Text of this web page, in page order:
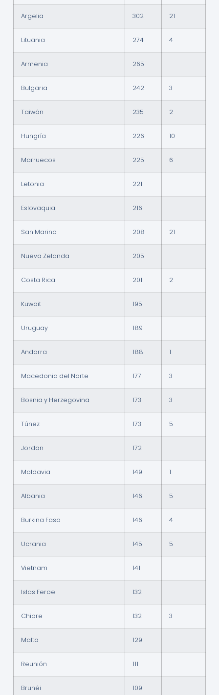
Argelia 302 21
Lituania 274 4
Armenia 265
Bulgaria 242 3
Taiwán 235 2
Hungría 226 10
Marruecos 225 6
Letonia 221
Eslovaquia 216
San Marino 208 21
Nueva Zelanda 205
Costa Rica 201 2
Kuwait 195
Uruguay 189
Andorra 188 1
Macedonia del Norte 177 3
Bosnia y Herzegovina 173 3
Túnez 173 5
Jordan 172
Moldavia 149 1
Albania 146 5
Burkina Faso 146 4
Ucrania 145 5
Vietnam 141
Islas Feroe 132
Chipre 132 3
Malta 129
Reunión 111
Brunéi 109